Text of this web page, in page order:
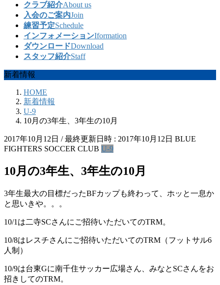
クラブ紹介About us
入会のご案内Join
練習予定Schedule
インフォメーションIformation
ダウンロードDownload
スタッフ紹介Staff
新着情報
HOME
新着情報
U-9
10月の3年生、3年生の10月
2017年10月12日 / 最終更新日時 : 2017年10月12日 BLUE
FIGHTERS SOCCER CLUB U-9
10月の3年生、3年生の10月
3年生最大の目標だったBFカップも終わって、ホッと一息か
と思いきや。。。
10/1は二寺SCさんにご招待いただいてのTRM。
10/8はレスチさんにご招待いただいてのTRM（フットサル6
人制）
10/9は台東Gに南千住サッカー広場さん、みなとSCさんをお
招きしてのTRM。